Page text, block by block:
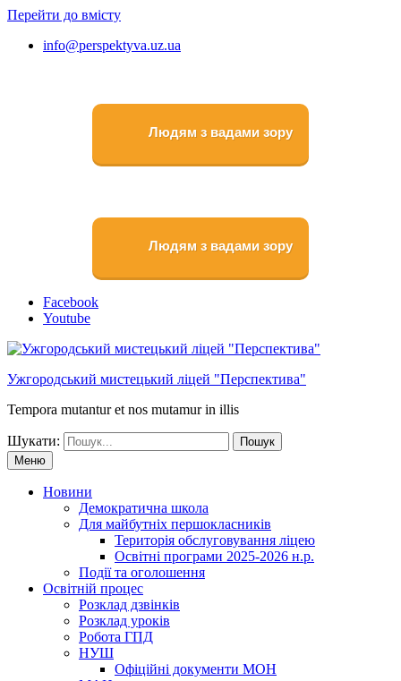
Перейти до вмісту
info@perspektyva.uz.ua
Людям з вадами зору
Людям з вадами зору
Faceboоk
Youtube
Ужгородський мистецький ліцей "Перспектива"
Tempora mutantur et nos mutamur in illis
Шукати:
Меню
Новини
Демократична школа
Для майбутніх першокласників
Територія обслуговування ліцею
Освітні програми 2025-2026 н.р.
Події та оголошення
Освітній процес
Розклад дзвінків
Розклад уроків
Робота ГПД
НУШ
Офіційні документи МОН